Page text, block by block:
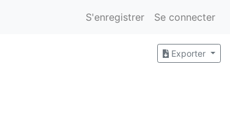
S'enregistrer Se connecter
Exporter